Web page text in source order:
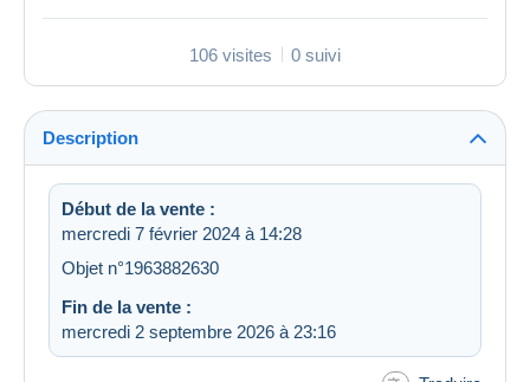
106 visites 0 suivi
Description
Début de la vente :
mercredi 7 février 2024 à 14:28
Objet n°1963882630
Fin de la vente :
mercredi 2 septembre 2026 à 23:16